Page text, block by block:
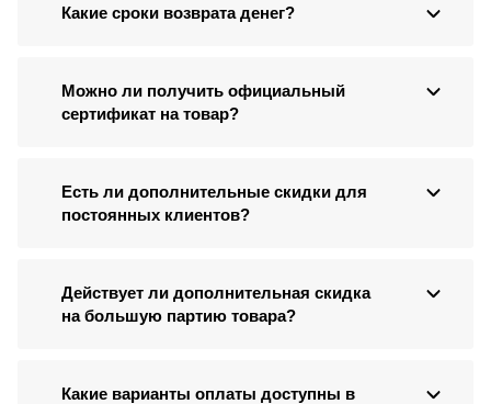
Какие сроки возврата денег?
Можно ли получить официальный
сертификат на товар?
Есть ли дополнительные скидки для
постоянных клиентов?
Действует ли дополнительная скидка
на большую партию товара?
Какие варианты оплаты доступны в